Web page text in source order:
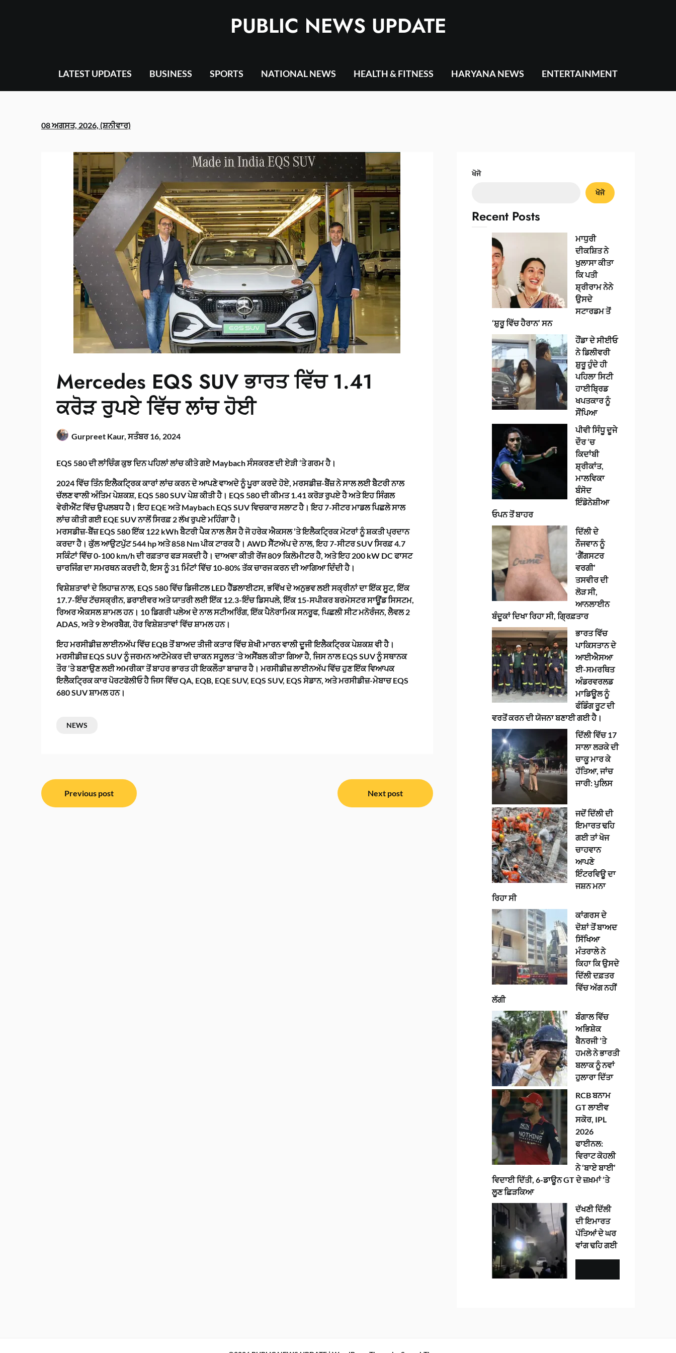
PUBLIC NEWS UPDATE
LATEST UPDATES BUSINESS SPORTS NATIONAL NEWS HEALTH & FITNESS HARYANA NEWS ENTERTAINMENT
08 ਅਗਸਤ, 2026, (ਸ਼ਨੀਵਾਰ)
Mercedes EQS SUV ਭਾਰਤ ਵਿੱਚ 1.41
ਕਰੋੜ ਰੁਪਏ ਵਿੱਚ ਲਾਂਚ ਹੋਈ
Gurpreet Kaur,ਸਤੰਬਰ 16, 2024
EQS 580 ਦੀ ਲਾਂਚਿੰਗ ਕੁਝ ਦਿਨ ਪਹਿਲਾਂ ਲਾਂਚ ਕੀਤੇ ਗਏ Maybach ਸੰਸਕਰਣ ਦੀ ਏੜੀ ‘ਤੇ ਗਰਮ ਹੈ।
2024 ਵਿੱਚ ਤਿੰਨ ਇਲੈਕਟ੍ਰਿਕ ਕਾਰਾਂ ਲਾਂਚ ਕਰਨ ਦੇ ਆਪਣੇ ਵਾਅਦੇ ਨੂੰ ਪੂਰਾ ਕਰਦੇ ਹੋਏ, ਮਰਸਡੀਜ਼-ਬੈਂਜ਼ ਨੇ ਸਾਲ ਲਈ ਬੈਟਰੀ ਨਾਲ
ਚੱਲਣ ਵਾਲੀ ਅੰਤਿਮ ਪੇਸ਼ਕਸ਼, EQS 580 SUV ਪੇਸ਼ ਕੀਤੀ ਹੈ। EQS 580 ਦੀ ਕੀਮਤ 1.41 ਕਰੋੜ ਰੁਪਏ ਹੈ ਅਤੇ ਇਹ ਸਿੰਗਲ
ਵੇਰੀਐਂਟ ਵਿੱਚ ਉਪਲਬਧ ਹੈ। ਇਹ EQE ਅਤੇ Maybach EQS SUV ਵਿਚਕਾਰ ਸਲਾਟ ਹੈ। ਇਹ 7-ਸੀਟਰ ਮਾਡਲ ਪਿਛਲੇ ਸਾਲ
ਲਾਂਚ ਕੀਤੀ ਗਈ EQE SUV ਨਾਲੋਂ ਸਿਰਫ਼ 2 ਲੱਖ ਰੁਪਏ ਮਹਿੰਗਾ ਹੈ।
ਮਰਸਡੀਜ਼-ਬੈਂਜ਼ EQS 580 ਇੱਕ 122 kWh ਬੈਟਰੀ ਪੈਕ ਨਾਲ ਲੈਸ ਹੈ ਜੋ ਹਰੇਕ ਐਕਸਲ ‘ਤੇ ਇਲੈਕਟ੍ਰਿਕ ਮੋਟਰਾਂ ਨੂੰ ਸ਼ਕਤੀ ਪ੍ਰਦਾਨ
ਕਰਦਾ ਹੈ। ਕੁੱਲ ਆਉਟਪੁੱਟ 544 hp ਅਤੇ 858 Nm ਪੀਕ ਟਾਰਕ ਹੈ। AWD ਸੈੱਟਅੱਪ ਦੇ ਨਾਲ, ਇਹ 7-ਸੀਟਰ SUV ਸਿਰਫ਼ 4.7
ਸਕਿੰਟਾਂ ਵਿੱਚ 0-100 km/h ਦੀ ਰਫ਼ਤਾਰ ਫੜ ਸਕਦੀ ਹੈ। ਦਾਅਵਾ ਕੀਤੀ ਰੇਂਜ 809 ਕਿਲੋਮੀਟਰ ਹੈ, ਅਤੇ ਇਹ 200 kW DC ਫਾਸਟ
ਚਾਰਜਿੰਗ ਦਾ ਸਮਰਥਨ ਕਰਦੀ ਹੈ, ਇਸ ਨੂੰ 31 ਮਿੰਟਾਂ ਵਿੱਚ 10-80% ਤੱਕ ਚਾਰਜ ਕਰਨ ਦੀ ਆਗਿਆ ਦਿੰਦੀ ਹੈ।
ਵਿਸ਼ੇਸ਼ਤਾਵਾਂ ਦੇ ਲਿਹਾਜ਼ ਨਾਲ, EQS 580 ਵਿੱਚ ਡਿਜੀਟਲ LED ਹੈੱਡਲਾਈਟਸ, ਭਵਿੱਖ ਦੇ ਅਨੁਭਵ ਲਈ ਸਕ੍ਰੀਨਾਂ ਦਾ ਇੱਕ ਸੂਟ, ਇੱਕ
17.7-ਇੰਚ ਟੱਚਸਕ੍ਰੀਨ, ਡਰਾਈਵਰ ਅਤੇ ਯਾਤਰੀ ਲਈ ਇੱਕ 12.3-ਇੰਚ ਡਿਸਪਲੇ, ਇੱਕ 15-ਸਪੀਕਰ ਬਰਮੇਸਟਰ ਸਾਊਂਡ ਸਿਸਟਮ,
ਰਿਅਰ ਐਕਸਲ ਸ਼ਾਮਲ ਹਨ। 10 ਡਿਗਰੀ ਪਲੇਅ ਦੇ ਨਾਲ ਸਟੀਅਰਿੰਗ, ਇੱਕ ਪੈਨੋਰਾਮਿਕ ਸਨਰੂਫ, ਪਿਛਲੀ ਸੀਟ ਮਨੋਰੰਜਨ, ਲੈਵਲ 2
ADAS, ਅਤੇ 9 ਏਅਰਬੈਗ, ਹੋਰ ਵਿਸ਼ੇਸ਼ਤਾਵਾਂ ਵਿੱਚ ਸ਼ਾਮਲ ਹਨ।
ਇਹ ਮਰਸੀਡੀਜ਼ ਲਾਈਨਅੱਪ ਵਿੱਚ EQB ਤੋਂ ਬਾਅਦ ਤੀਜੀ ਕਤਾਰ ਵਿੱਚ ਸ਼ੇਖੀ ਮਾਰਨ ਵਾਲੀ ਦੂਜੀ ਇਲੈਕਟ੍ਰਿਕ ਪੇਸ਼ਕਸ਼ ਵੀ ਹੈ।
ਮਰਸੀਡੀਜ਼ EQS SUV ਨੂੰ ਜਰਮਨ ਆਟੋਮੇਕਰ ਦੀ ਚਾਕਨ ਸਹੂਲਤ ‘ਤੇ ਅਸੈਂਬਲ ਕੀਤਾ ਗਿਆ ਹੈ, ਜਿਸ ਨਾਲ EQS SUV ਨੂੰ ਸਥਾਨਕ
ਤੌਰ ‘ਤੇ ਬਣਾਉਣ ਲਈ ਅਮਰੀਕਾ ਤੋਂ ਬਾਹਰ ਭਾਰਤ ਹੀ ਇਕਲੌਤਾ ਬਾਜ਼ਾਰ ਹੈ। ਮਰਸੀਡੀਜ਼ ਲਾਈਨਅੱਪ ਵਿੱਚ ਹੁਣ ਇੱਕ ਵਿਆਪਕ
ਇਲੈਕਟ੍ਰਿਕ ਕਾਰ ਪੋਰਟਫੋਲੀਓ ਹੈ ਜਿਸ ਵਿੱਚ QA, EQB, EQE SUV, EQS SUV, EQS ਸੇਡਾਨ, ਅਤੇ ਮਰਸੀਡੀਜ਼-ਮੇਬਾਚ EQS
680 SUV ਸ਼ਾਮਲ ਹਨ।
NEWS
ਸੰਪਾਦਨਾ
ਨੈਵੀਗੇਸ਼ਨ
Previous post Next post
ਖੋਜੋ
ਖੋਜੋ
Recent Posts
ਮਾਧੁਰੀ
ਦੀਕਸ਼ਿਤ ਨੇ
ਖੁਲਾਸਾ ਕੀਤਾ
ਕਿ ਪਤੀ
ਸ਼੍ਰੀਰਾਮ ਨੇਨੇ
ਉਸਦੇ
ਸਟਾਰਡਮ ਤੋਂ
‘ਸ਼ੁਰੂ ਵਿੱਚ ਹੈਰਾਨ’ ਸਨ
ਹੌਂਡਾ ਦੇ ਸੀਈਓ
ਨੇ ਡਿਲੀਵਰੀ
ਸ਼ੁਰੂ ਹੁੰਦੇ ਹੀ
ਪਹਿਲਾ ਸਿਟੀ
ਹਾਈਬ੍ਰਿਡ
ਖਪਤਕਾਰ ਨੂੰ
ਸੌਂਪਿਆ
ਪੀਵੀ ਸਿੰਧੂ ਦੂਜੇ
ਦੌਰ ‘ਚ
ਕਿਦਾਂਬੀ
ਸ਼੍ਰੀਕਾਂਤ,
ਮਾਲਵਿਕਾ
ਬੰਸੋਦ
ਇੰਡੋਨੇਸ਼ੀਆ
ਓਪਨ ਤੋਂ ਬਾਹਰ
ਦਿੱਲੀ ਦੇ
ਨੌਜਵਾਨ ਨੂੰ
‘ਗੈਂਗਸਟਰ
ਵਰਗੀ’
ਤਸਵੀਰ ਦੀ
ਲੋੜ ਸੀ,
ਆਨਲਾਈਨ
ਬੰਦੂਕਾਂ ਦਿਖਾ ਰਿਹਾ ਸੀ, ਗ੍ਰਿਫ਼ਤਾਰ
ਭਾਰਤ ਵਿੱਚ
ਪਾਕਿਸਤਾਨ ਦੇ
ਆਈਐਸਆ
ਈ-ਸਮਰਥਿਤ
ਅੰਡਰਵਰਲਡ
ਮਾਡਿਊਲ ਨੂੰ
ਫੰਡਿੰਗ ਰੂਟ ਦੀ
ਵਰਤੋਂ ਕਰਨ ਦੀ ਯੋਜਨਾ ਬਣਾਈ ਗਈ ਹੈ।
ਦਿੱਲੀ ਵਿੱਚ 17
ਸਾਲਾ ਲੜਕੇ ਦੀ
ਚਾਕੂ ਮਾਰ ਕੇ
ਹੱਤਿਆ, ਜਾਂਚ
ਜਾਰੀ: ਪੁਲਿਸ
ਜਦੋਂ ਦਿੱਲੀ ਦੀ
ਇਮਾਰਤ ਢਹਿ
ਗਈ ਤਾਂ ਖੋਜ
ਚਾਹਵਾਨ
ਆਪਣੇ
ਇੰਟਰਵਿਊ ਦਾ
ਜਸ਼ਨ ਮਨਾ
ਰਿਹਾ ਸੀ
ਕਾਂਗਰਸ ਦੇ
ਦੋਸ਼ਾਂ ਤੋਂ ਬਾਅਦ
ਸਿੱਖਿਆ
ਮੰਤਰਾਲੇ ਨੇ
ਕਿਹਾ ਕਿ ਉਸਦੇ
ਦਿੱਲੀ ਦਫ਼ਤਰ
ਵਿੱਚ ਅੱਗ ਨਹੀਂ
ਲੱਗੀ
ਬੰਗਾਲ ਵਿੱਚ
ਅਭਿਸ਼ੇਕ
ਬੈਨਰਜੀ ‘ਤੇ
ਹਮਲੇ ਨੇ ਭਾਰਤੀ
ਬਲਾਕ ਨੂੰ ਨਵਾਂ
ਹੁਲਾਰਾ ਦਿੱਤਾ
RCB ਬਨਾਮ
GT ਲਾਈਵ
ਸਕੋਰ, IPL
2026
ਫਾਈਨਲ:
ਵਿਰਾਟ ਕੋਹਲੀ
ਨੇ ‘ਬਾਏ ਬਾਈ’
ਵਿਦਾਈ ਦਿੱਤੀ, 6-ਡਾਊਨ GT ਦੇ ਜ਼ਖ਼ਮਾਂ ‘ਤੇ
ਲੂਣ ਛਿੜਕਿਆ
ਦੱਖਣੀ ਦਿੱਲੀ
ਦੀ ਇਮਾਰਤ
ਪੱਤਿਆਂ ਦੇ ਘਰ
ਵਾਂਗ ਢਹਿ ਗਈ